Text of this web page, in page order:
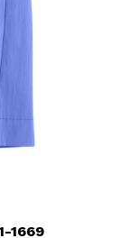
1669